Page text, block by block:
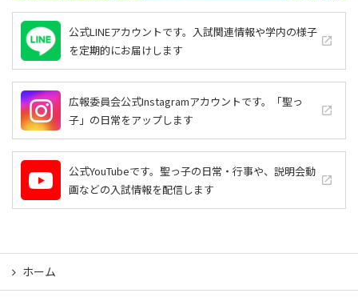
公式LINEアカウントです。入試関連情報や学内の様子
を定期的にお届けします
launch
広報委員会公式Instagramアカウントです。「聖っ
子」の日常をアップします
launch
公式YouTubeです。聖っ子の日常・行事や、説明会動
画などの入試情報を配信します
launch
ホーム